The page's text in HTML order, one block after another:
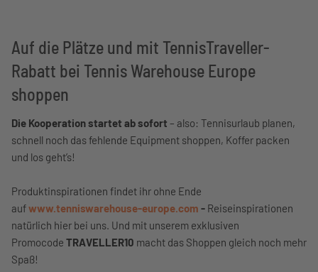
Auf die Plätze und mit TennisTraveller-
Rabatt bei Tennis Warehouse Europe
shoppen
Die Kooperation startet ab sofort – also: Tennisurlaub planen,
schnell noch das fehlende Equipment shoppen, Koffer packen
und los geht’s!
Produktinspirationen findet ihr ohne Ende
aufwww.tenniswarehouse-europe.com - Reiseinspirationen
natürlich hier bei uns. Und mit unserem exklusiven
Promocode TRAVELLER10 macht das Shoppen gleich noch mehr
Spaß!